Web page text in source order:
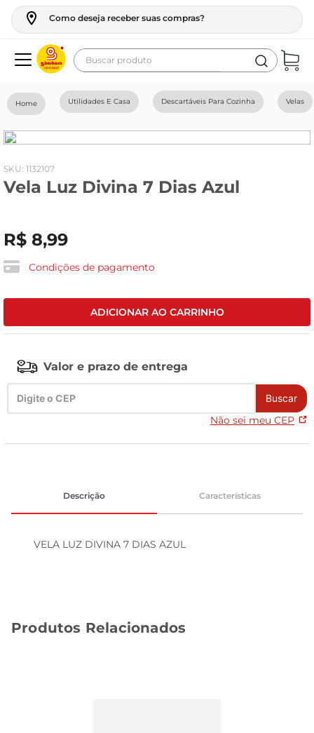
Como deseja receber suas compras?
Buscar produto
Utilidades E Casa Descartáveis Para Cozinha Velas
: 1132107
Vela Luz Divina 7 Dias Azul
R$ 8,99
Condições de pagamento
ADICIONAR AO CARRINHO
Valor e prazo de entrega
Buscar
Não sei meu CEP
Descrição Características
VELA LUZ DIVINA 7 DIAS AZUL
Produtos Relacionados
geladeira
fogao
café
frango
vinho
leite pó